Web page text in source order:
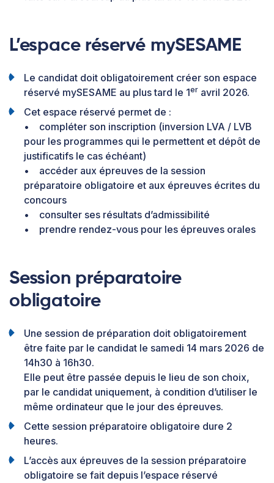
L’espace réservé mySESAME
Le candidat doit obligatoirement créer son espace
réservé mySESAME au plus tard le 1er avril 2026.
Cet espace réservé permet de :
• compléter son inscription (inversion LVA / LVB
pour les programmes qui le permettent et dépôt de
justificatifs le cas échéant)
• accéder aux épreuves de la session
préparatoire obligatoire et aux épreuves écrites du
concours
• consulter ses résultats d’admissibilité
• prendre rendez-vous pour les épreuves orales
Session préparatoire
obligatoire
Une session de préparation doit obligatoirement
être faite par le candidat le samedi 14 mars 2026 de
14h30 à 16h30.
Elle peut être passée depuis le lieu de son choix,
par le candidat uniquement, à condition d’utiliser le
même ordinateur que le jour des épreuves.
Cette session préparatoire obligatoire dure 2
heures.
L’accès aux épreuves de la session préparatoire
obligatoire se fait depuis l’espace réservé